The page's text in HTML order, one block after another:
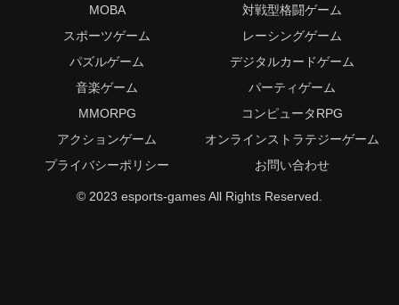
MOBA
対戦型格闘ゲーム
スポーツゲーム
レーシングゲーム
パズルゲーム
デジタルカードゲーム
音楽ゲーム
パーティゲーム
MMORPG
コンピュータRPG
アクションゲーム
オンラインストラテジーゲーム
プライバシーポリシー
お問い合わせ
© 2023 esports-games All Rights Reserved.